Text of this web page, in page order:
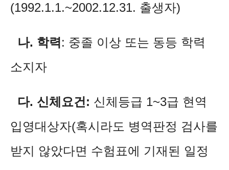
(1992.1.1.~2002.12.31. 출생자)
나. 학력 : 중졸 이상 또는 동등 학력
소지자
다. 신체요건: 신체등급 1~3급 현역
입영대상자(혹시라도 병역판정 검사를
받지 않았다면 수험표에 기재된 일정